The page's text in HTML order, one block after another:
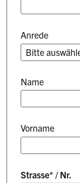
Anrede
Name
Vorname
Strasse* /Nr.